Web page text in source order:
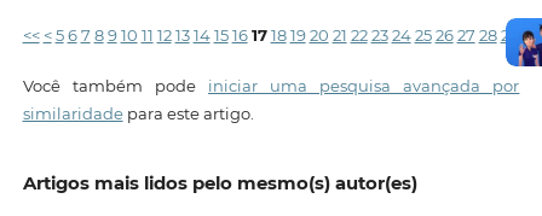
<< < 5 6 7 8 9 10 11 12 13 14 15 16 17 18 19 20 21 22 23 24 25 26 27 28 29 >
Você também pode iniciar uma pesquisa avançada por
similaridadepara este artigo.
Artigos mais lidos pelo mesmo(s) autor(es)